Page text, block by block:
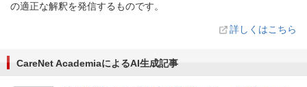
の適正な解釈を発信するものです。
詳しくはこちら
CareNet AcademiaによるAI生成記事